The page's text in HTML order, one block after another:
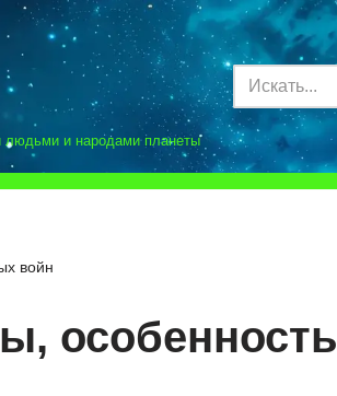
людьми и народами планеты
войн
особенность